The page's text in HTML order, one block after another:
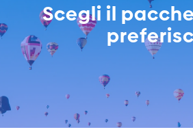
Scegli il